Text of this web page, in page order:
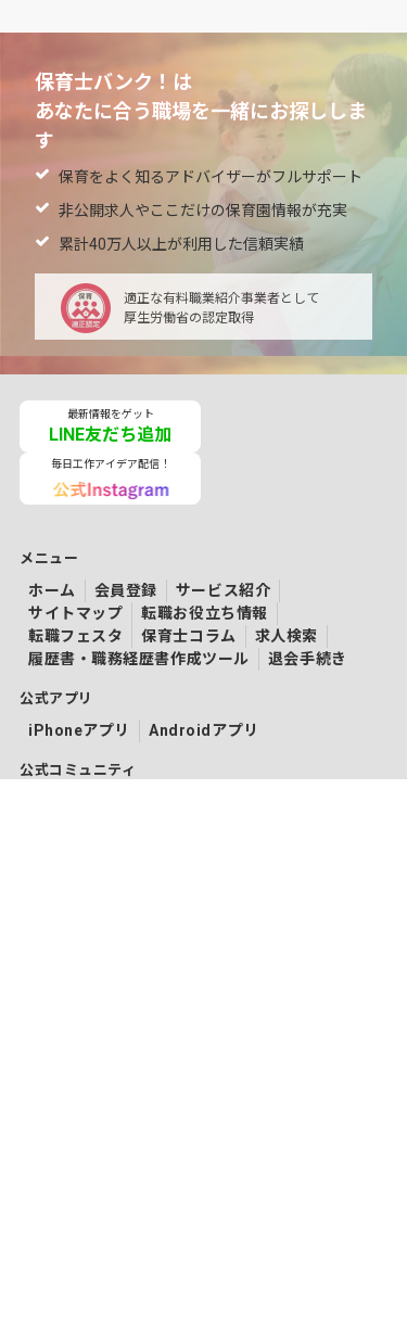
保育士バンク！は
あなたに合う職場を一緒にお探ししま
す
保育をよく知るアドバイザーがフルサポート
非公開求人やここだけの保育園情報が充実
累計40万人以上が利用した信頼実績
適正な有料職業紹介事業者として
厚生労働省の認定取得
最新情報をゲット
LINE友だち追加
毎日工作アイデア配信！
メニュー
ホーム 会員登録
サービス紹介
サイトマップ
転職お役立ち情報
転職フェスタ
保育士コラム
求人検索
履歴書・職務経歴書作成ツール
退会手続き
公式アプリ
iPhoneアプリ Androidアプリ
公式コミュニティ